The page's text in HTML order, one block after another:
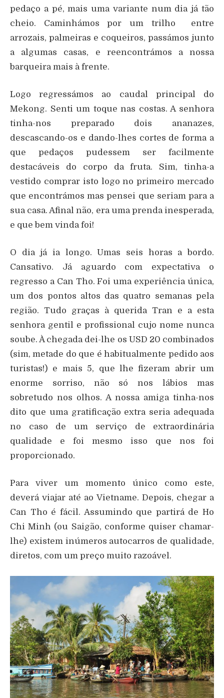
pedaço a pé, mais uma variante num dia já tão
cheio. Caminhámos por um trilho entre
arrozais, palmeiras e coqueiros, passámos junto
a algumas casas, e reencontrámos a nossa
barqueira mais à frente.
Logo regressámos ao caudal principal do
Mekong. Senti um toque nas costas. A senhora
tinha-nos preparado dois ananazes,
descascando-os e dando-lhes cortes de forma a
que pedaços pudessem ser facilmente
destacáveis do corpo da fruta. Sim, tinha-a
vestido comprar isto logo no primeiro mercado
que encontrámos mas pensei que seriam para a
sua casa. Afinal não, era uma prenda inesperada,
e que bem vinda foi!
O dia já ia longo. Umas seis horas a bordo.
Cansativo. Já aguardo com expectativa o
regresso a Can Tho. Foi uma experiência única,
um dos pontos altos das quatro semanas pela
região. Tudo graças à querida Tran e a esta
senhora gentil e profissional cujo nome nunca
soube. À chegada dei-lhe os USD 20 combinados
(sim, metade do que é habitualmente pedido aos
turistas!) e mais 5, que lhe fizeram abrir um
enorme sorriso, não só nos lábios mas
sobretudo nos olhos. A nossa amiga tinha-nos
dito que uma gratificação extra seria adequada
no caso de um serviço de extraordinária
qualidade e foi mesmo isso que nos foi
proporcionado.
Para viver um momento único como este,
deverá viajar até ao Vietname. Depois, chegar a
Can Tho é fácil. Assumindo que partirá de Ho
Chi Minh (ou Saigão, conforme quiser chamar-
lhe) existem inúmeros autocarros de qualidade,
diretos, com um preço muito razoável.